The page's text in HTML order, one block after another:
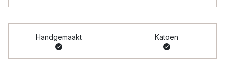
Handgemaakt Katoen